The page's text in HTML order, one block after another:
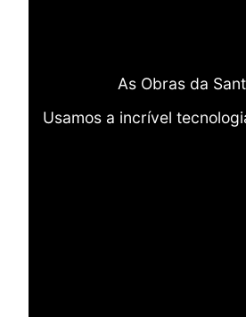
As Obras da
Usamos a incrível